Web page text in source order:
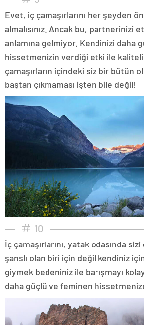
Evet, iç çamaşırlarını her şeyden
almalısınız. Ancak bu, partnerinizi
anlamına gelmiyor. Kendinizi daha
hissetmenizin verdiği etki ile
çamaşırların içindeki siz bir bütün
baştan çıkmaması işten bile değil!
10
İç çamaşırlarını, yatak odasında
şanslı olan biri için değil kendiniz
giymek bedeniniz ile barışmayı
daha güçlü ve feminen